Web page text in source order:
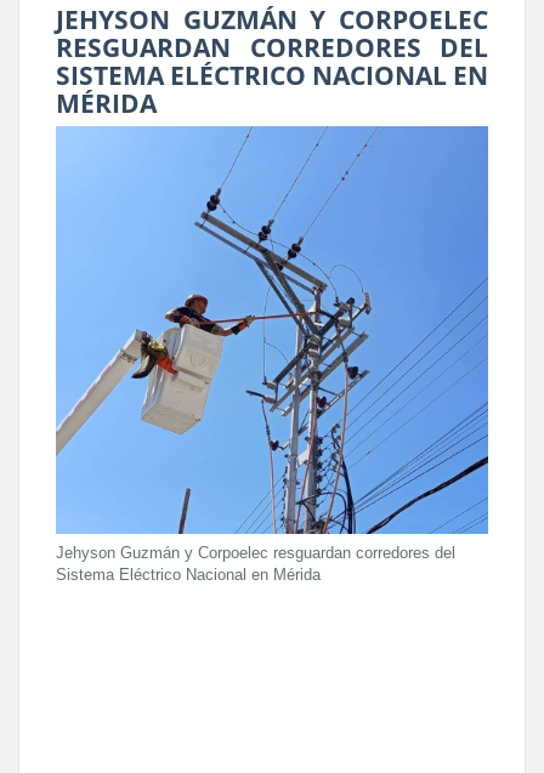
JEHYSON GUZMÁN Y CORPOELEC
RESGUARDAN CORREDORES DEL
SISTEMA ELÉCTRICO NACIONAL EN
MÉRIDA
Jehyson Guzmán y Corpoelec resguardan corredores del
Sistema Eléctrico Nacional en Mérida